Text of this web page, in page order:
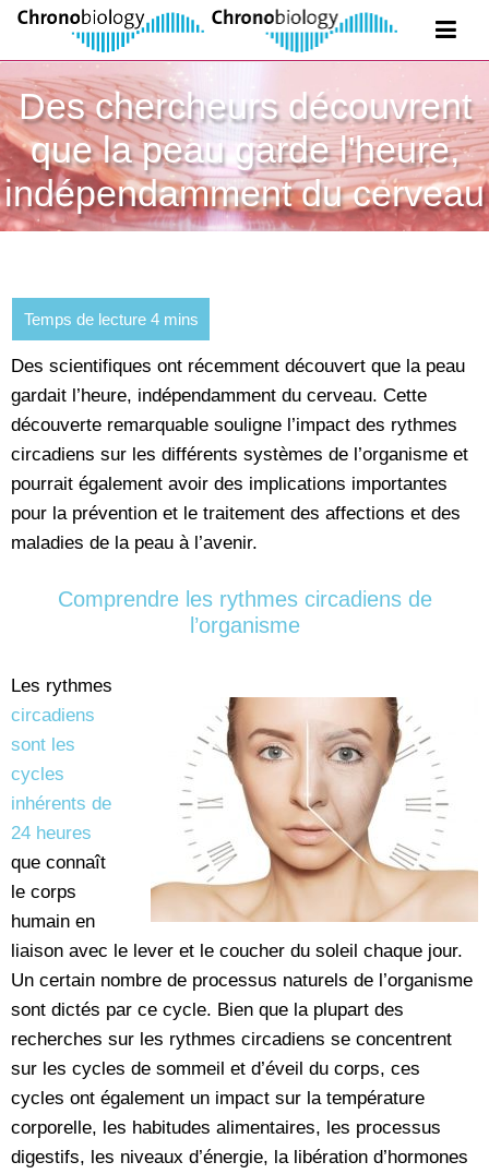
Des chercheurs découvrent
que la peau garde l'heure,
indépendamment du cerveau
Des scientifiques ont récemment découvert que la peau
gardait l’heure, indépendamment du cerveau. Cette
découverte remarquable souligne l’impact des rythmes
circadiens sur les différents systèmes de l’organisme et
pourrait également avoir des implications importantes
pour la prévention et le traitement des affections et des
maladies de la peau à l’avenir.
Comprendre les rythmes circadiens de
l’organisme
Les rythmes
circadiens
sont les
cycles
inhérents de
24 heures
que connaît
le corps
humain en
liaison avec le lever et le coucher du soleil chaque jour.
Un certain nombre de processus naturels de l’organisme
sont dictés par ce cycle. Bien que la plupart des
recherches sur les rythmes circadiens se concentrent
sur les cycles de sommeil et d’éveil du corps, ces
cycles ont également un impact sur la température
corporelle, les habitudes alimentaires, les processus
digestifs, les niveaux d’énergie, la libération d’hormones